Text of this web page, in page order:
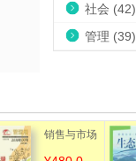
社会 (42)
管理 (39)
销售与市场